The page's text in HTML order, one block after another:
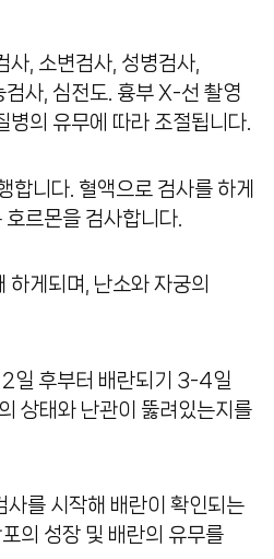
사, 소변검사, 성병검사,
검사, 심전도. 흉부 X-선 촬영
병의 유무에 따라 조절됩니다.
니다. 혈액으로 검사를 하게
르몬을 검사합니다.
게되며, 난소와 자궁의
2일 후부터 배란되기 3-4일
상태와 난관이 뚫려있는지를
사를 시작해 배란이 확인되는
의 성장 및 배란의 유무를